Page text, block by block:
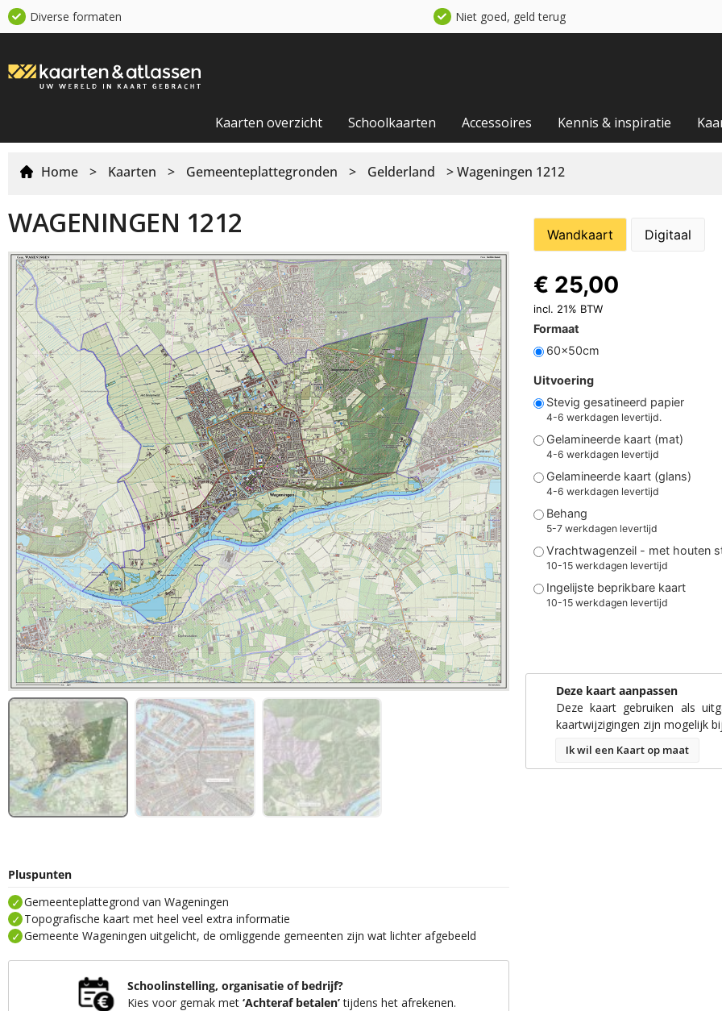
Diverse formaten Niet goed, geld terug
Kaarten overzicht Schoolkaarten Accessoires Kennis & inspiratie
Home > Kaarten > Gemeenteplattegronden > Gelderland > Wageningen 1212
WAGENINGEN 1212
Pluspunten
Gemeenteplattegrond van Wageningen
Topografische kaart met heel veel extra informatie
Gemeente Wageningen uitgelicht, de omliggende gemeenten zijn wat lichter afgebeeld
Schoolinstelling, organisatie of bedrijf?
Kies voor gemak met ‘Achteraf betalen’tijdens het afrekenen.
Wandkaart Digitaal
Formaat
60x50cm
Uitvoering
Stevig gesatineerd papier
4-6 werkdagen levertijd.
Gelamineerde kaart (mat)
4-6 werkdagen levertijd
Gelamineerde kaart (glans)
4-6 werkdagen levertijd
Behang
5-7 werkdagen levertijd
Vrachtwagenzeil - met houten
10-15 werkdagen levertijd
Ingelijste beprikbare kaart
10-15 werkdagen levertijd
€ 25,00
incl. 21% BTW
Deze kaart aanpassen
Deze kaart gebruiken als
kaartwijzigingen zijn mogelijk
Ik wil een Kaart op maat